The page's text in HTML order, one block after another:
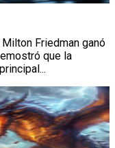
Friedman ganó
que la